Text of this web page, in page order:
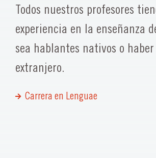
Todos nuestros profesores
experiencia en la enseñanza
sea hablantes nativos o haber
extranjero.
Carrera en Lenguae